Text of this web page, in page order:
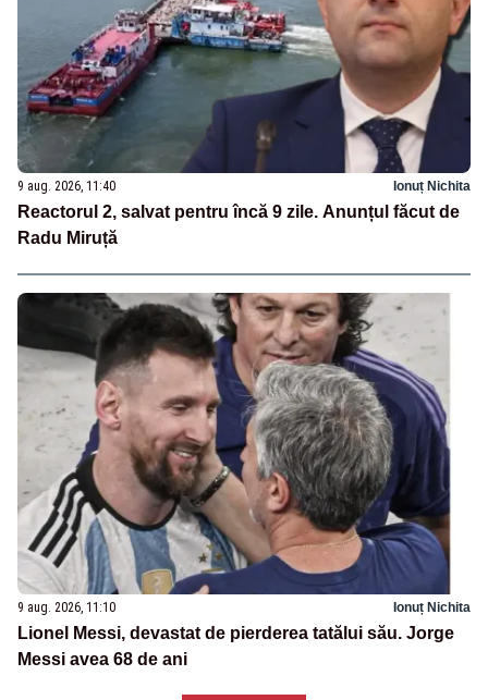
9 aug. 2026, 11:40 Ionuț Nichita
Reactorul 2, salvat pentru încă 9 zile. Anunțul făcut de
Radu Miruță
9 aug. 2026, 11:10 Ionuț Nichita
Lionel Messi, devastat de pierderea tatălui său. Jorge
Messi avea 68 de ani